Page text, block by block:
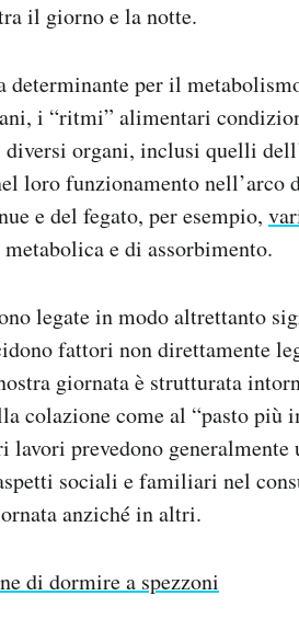
il giorno e la notte.
determinante per il
i “ritmi” alimentari
organi, inclusi quelli
loro funzionamento nell’arco
e del fegato, per esempio,
e di assorbimento.
legate in modo altrettanto
fattori non direttamente
giornata è strutturata
colazione come al “pasto più
prevedono generalmente
sociali e familiari nel
anziché in altri.
di dormire a spezzoni